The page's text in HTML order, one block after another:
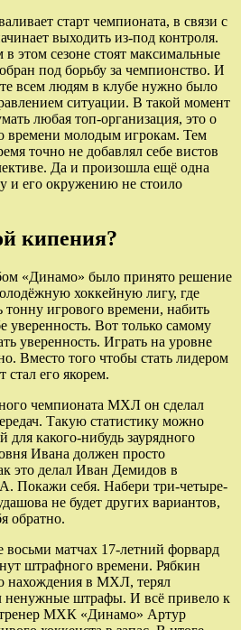
старт чемпионата, в связи с
выходить из-под контроля.
этом сезоне стоят максимальные
под борьбу за чемпионство. И
всем людям в клубе нужно было
ситуации. В такой момент
любая топ-организация, это о
времени молодым игрокам. Тем
точно не добавлял себе вистов
Да и произошла ещё одна
и его окружению не стоило
кипения?
«Динамо» было принято решение
хоккейную лигу, где
игрового времени, набить
уверенность. Вот только самому
уверенность. Играть на уровне
Вместо того чтобы стать лидером
его якорем.
чемпионата МХЛ он сделал
Такую статистику можно
для какого-нибудь заурядного
Ивана должен просто
это делал Иван Демидов в
Покажи себя. Набери три-четыре-
не будет других вариантов,
обратно.
восьми матчах 17-летний форвард
штрафного времени. Рябкин
нахождения в МХЛ, терял
ненужные штрафы. И всё привело к
МХК «Динамо» Артур